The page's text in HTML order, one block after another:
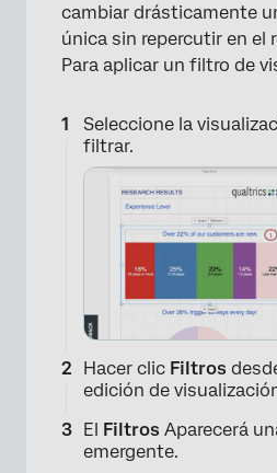
cambiar drásticamente
única sin repercutir en el
Para aplicar un filtro de
Seleccione la
filtrar.
Hacer clic Filtros
edición de
El Filtros Aparecerá
emergente.